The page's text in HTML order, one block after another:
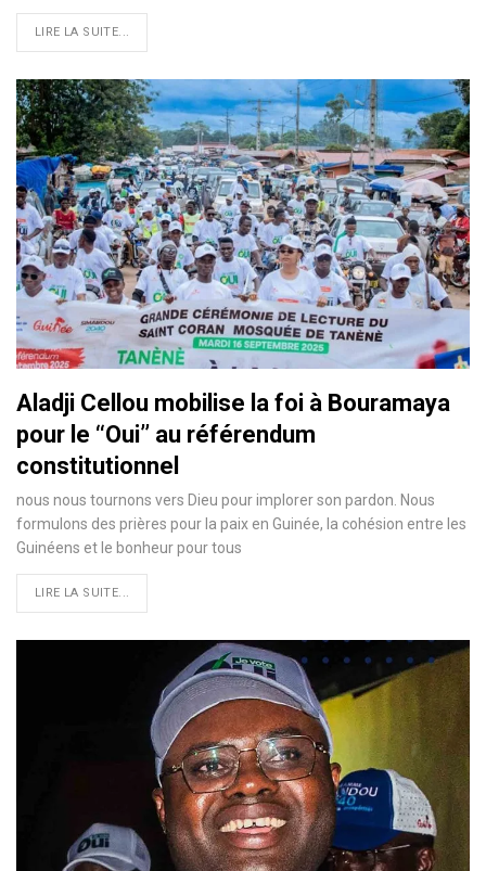
LIRE LA SUITE...
Aladji Cellou mobilise la foi à Bouramaya
pour le ‘‘Oui’’ au référendum
constitutionnel
nous nous tournons vers Dieu pour implorer son pardon. Nous
formulons des prières pour la paix en Guinée, la cohésion entre les
Guinéens et le bonheur pour tous
LIRE LA SUITE...